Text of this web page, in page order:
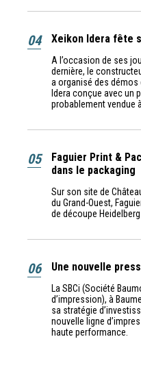
04 Xeikon Idera fête
A l’occasion de ses
dernière, le
a organisé des démos
Idera conçue avec un
probablement vendue
05
Faguier Print &
dans le packaging
Sur son site de
du Grand-Ouest,
de découpe
06 Une nouvelle
La SBCi (Société
d’impression), à
sa stratégie
nouvelle ligne
haute performance.